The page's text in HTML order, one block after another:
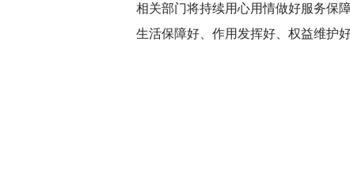
相关部门将持续用心用情做好服务保
生活保障好、作用发挥好、权益维护好